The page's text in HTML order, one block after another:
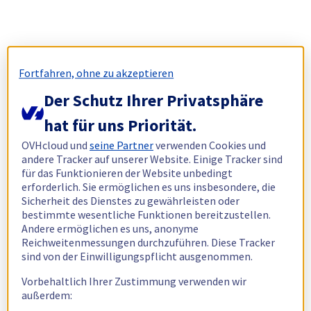
Fortfahren, ohne zu akzeptieren
Der Schutz Ihrer Privatsphäre
hat für uns Priorität.
OVHcloud undseine Partnerverwenden Cookies und
andere Tracker auf unserer Website. Einige Tracker sind
für das Funktionieren der Website unbedingt
erforderlich. Sie ermöglichen es uns insbesondere, die
Sicherheit des Dienstes zu gewährleisten oder
bestimmte wesentliche Funktionen bereitzustellen.
Andere ermöglichen es uns, anonyme
Reichweitenmessungen durchzuführen. Diese Tracker
sind von der Einwilligungspflicht ausgenommen.
Vorbehaltlich Ihrer Zustimmung verwenden wir
außerdem: